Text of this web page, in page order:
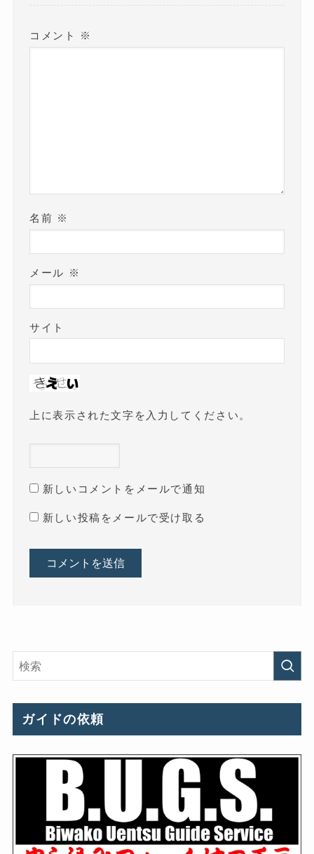
コメント ※
名前 ※
メール ※
サイト
上に表示された文字を入力してください。
新しいコメントをメールで通知
新しい投稿をメールで受け取る
ガイドの依頼